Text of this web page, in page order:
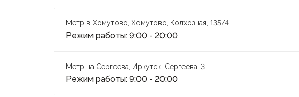
Метр в Хомутово, Хомутово, Колхозная, 135/4
Режим работы: 9:00 - 20:00
Метр на Сергеева, Иркутск, Сергеева, 3
Режим работы: 9:00 - 20:00